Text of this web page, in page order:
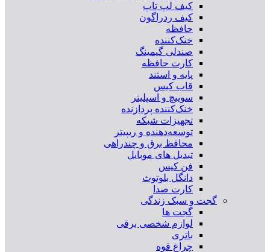
کیف لپ تاپ
کیف ردراگون
حافظه
خنک‌کننده
صندلی گیمینگ
کارت حافظه
پایه و استند
قاب کیس
سوییچ و اسپلیتر
خنک‌کننده پردازنده
تجهیزات شبکه
توسعه‌دهنده و ریپیتر
محافظ برق و چندراهی
تبدیل های موبایل
فن کیس
دانگل بلوتوث
کارت صدا
گجت و سبک زندگی
گجت ها
لوازم شخصی برقی
باتری
چراغ قوه